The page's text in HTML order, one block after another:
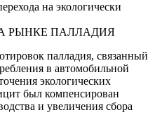
на экологически
РЫНКЕ ПАЛЛАДИЯ
палладия, связанный
в автомобильной
экологических
был компенсирован
и увеличения сбора